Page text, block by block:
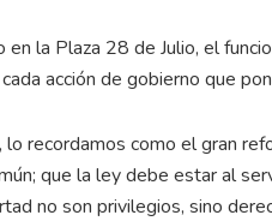
en la Plaza 28 de Julio, el
acción de gobierno que
lo recordamos como el gran
que la ley debe estar al
no son privilegios, sino